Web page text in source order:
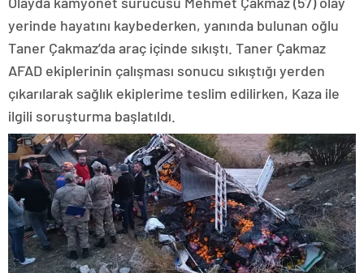
yerinde hayatını kaybederken, yanında bulunan oğlu
Taner Çakmaz’da araç içinde sıkıştı. Taner Çakmaz
AFAD ekiplerinin çalışması sonucu sıkıştığı yerden
çıkarılarak sağlık ekiplerime teslim edilirken, Kaza ile
ilgili soruşturma başlatıldı.